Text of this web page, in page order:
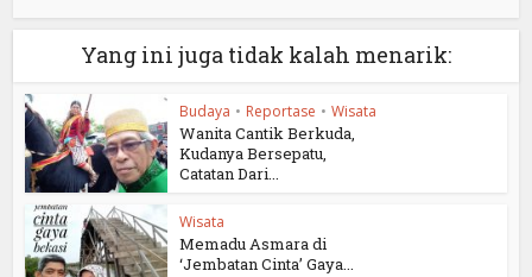
Yang ini juga tidak kalah menarik:
Budaya • Reportase • Wisata
Wanita Cantik Berkuda,
Kudanya Bersepatu,
Catatan Dari...
Wisata
Memadu Asmara di
‘Jembatan Cinta’ Gaya...